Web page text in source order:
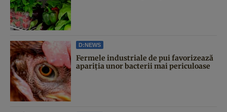
D:NEWS
Fermele industriale de pui favorizează
apariția unor bacterii mai periculoase